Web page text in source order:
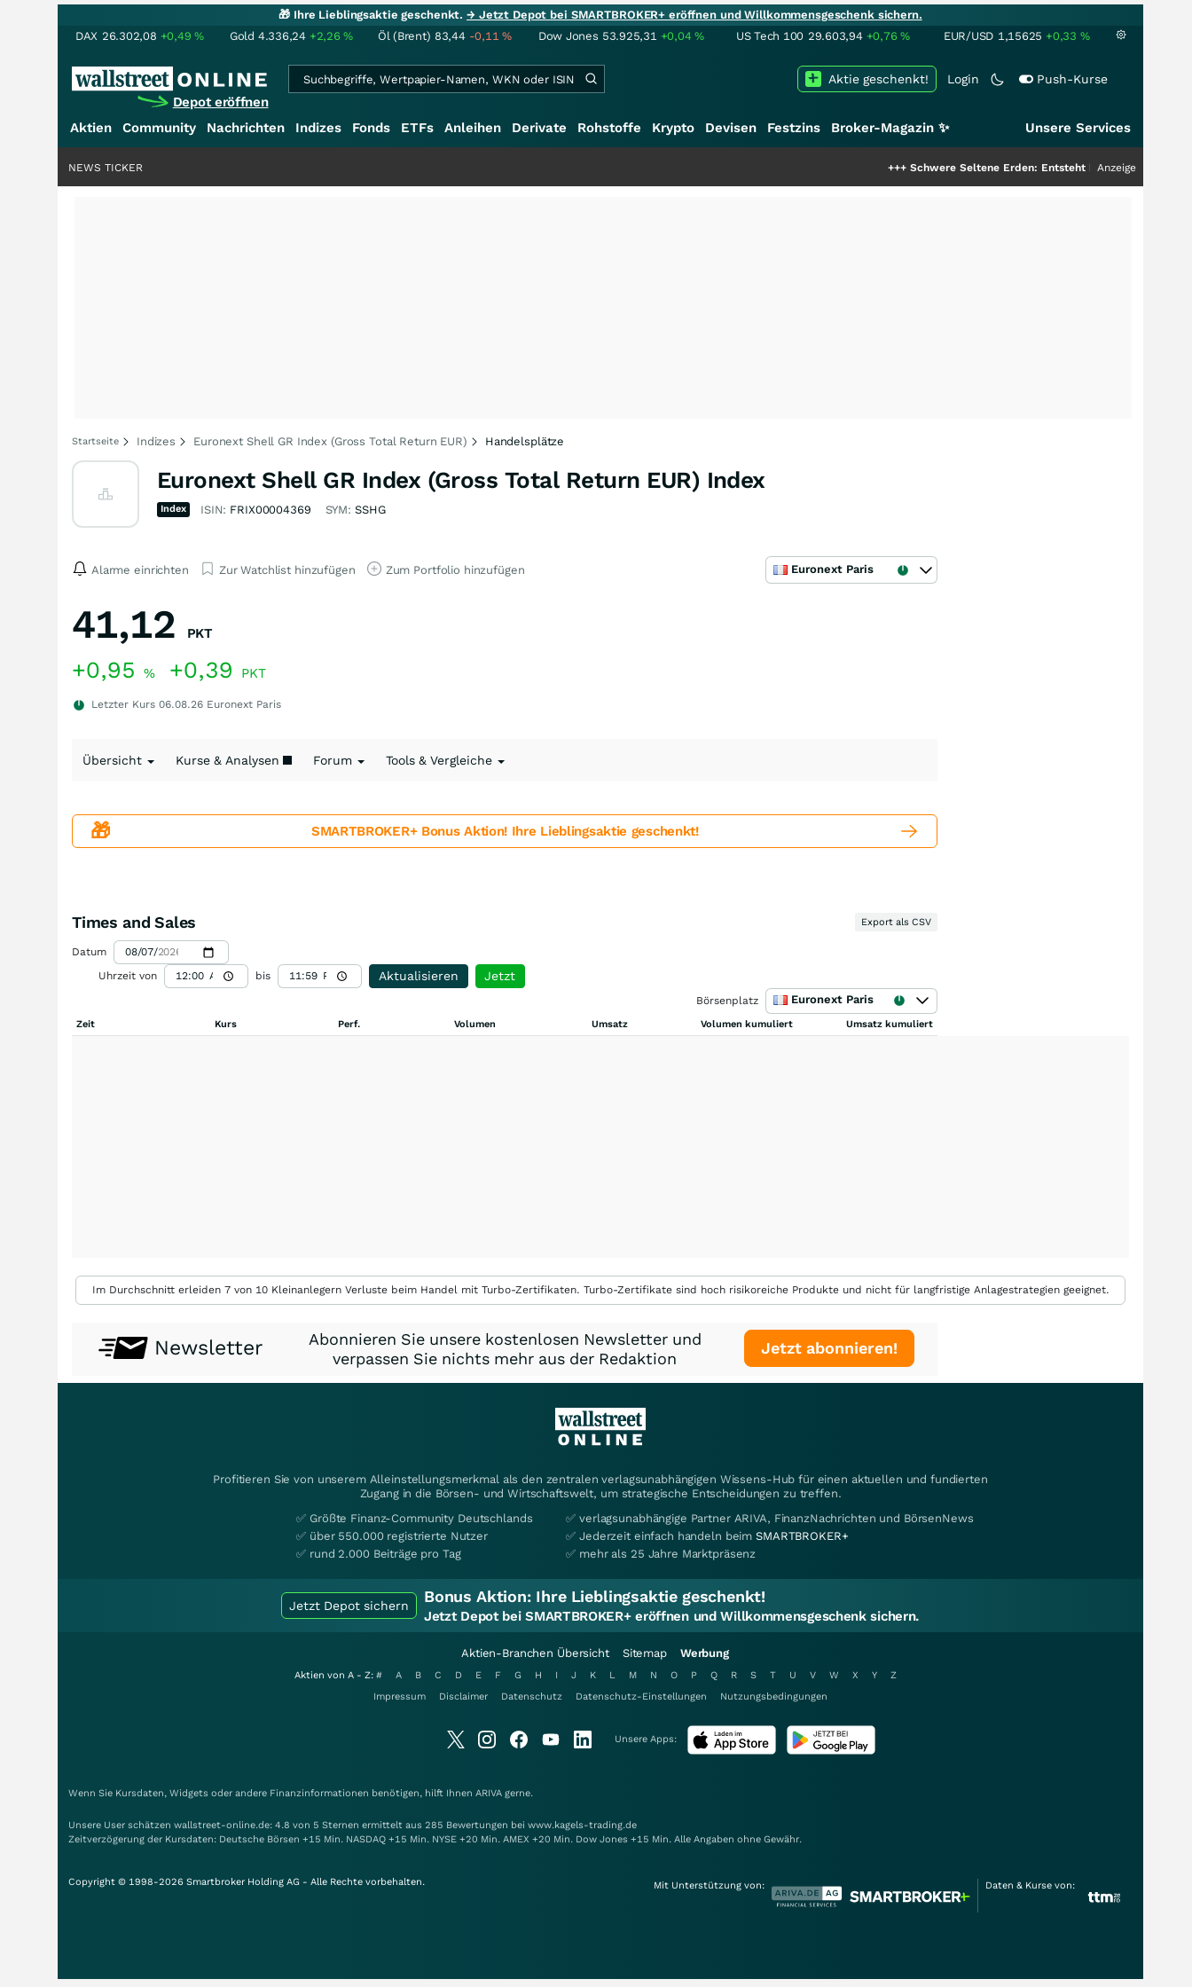
🎁 Ihre Lieblingsaktie geschenkt.→ Jetzt Depot bei SMARTBROKER+ eröffnen und Willkommensgeschenk sichern.
DAX 26.302,08 +0,49% Gold 4.336,24 +2,26% Öl (Brent) 83,44 -0,11% Dow Jones 53.925,31 +0,04% US Tech 100 29.603,94 +0,76% EUR/USD 1,15625 +0,33 %
Depot eröffnen
Login Push-Kurse
Aktie geschenkt!
Aktien Community Nachrichten Indizes Fonds ETFs Anleihen Derivate Rohstoffe Krypto Devisen Festzins Broker-Magazin ✨ Unsere Services
Schwere Seltene Erden: Entsteht hier die nächste
Anzeige
NEWS TICKER
Startseite Indizes Euronext Shell GR Index (Gross Total Return EUR) Handelsplätze
Euronext Shell GR Index (Gross Total Return EUR) Index
Index ISIN: FRIX00004369 SYM: SSHG
Alarme einrichten Zur Watchlist hinzufügen Zum Portfolio hinzufügen Euronext Paris
41,12 PKT
+0,95 % +0,39 PKT
Letzter Kurs 06.08.26 Euronext Paris
Übersicht Kurse & Analysen Forum Tools & Vergleiche
🎁 SMARTBROKER+ Bonus Aktion! Ihre Lieblingsaktie geschenkt!
Times and Sales Export als CSV
Datum
Uhrzeit von
bis Aktualisieren Jetzt
Börsenplatz Euronext Paris
Zeit Kurs Perf. Volumen Umsatz Volumen kumuliert Umsatz kumuliert
Im Durchschnitt erleiden 7 von 10 Kleinanlegern Verluste beim Handel mit Turbo-Zertifikaten. Turbo-Zertifikate sind hoch risikoreiche Produkte und nicht für langfristige Anlagestrategien geeignet.
Newsletter
Abonnieren Sie unsere kostenlosen Newsletter und
verpassen Sie nichts mehr aus der Redaktion
Jetzt abonnieren!
Profitieren Sie von unserem Alleinstellungsmerkmal als den zentralen verlagsunabhängigen Wissens-Hub für einen aktuellen und fundierten
Zugang in die Börsen- und Wirtschaftswelt, um strategische Entscheidungen zu treffen.
✅ Größte Finanz-Community Deutschlands
✅ über 550.000 registrierte Nutzer
✅ rund 2.000 Beiträge pro Tag
✅ verlagsunabhängige Partner ARIVA, FinanzNachrichten und BörsenNews
✅ Jederzeit einfach handeln beimSMARTBROKER+
✅ mehr als 25 Jahre Marktpräsenz
Jetzt Depot sichern Bonus Aktion: Ihre Lieblingsaktie geschenkt!
Jetzt Depot bei SMARTBROKER+ eröffnen und Willkommensgeschenk sichern.
Aktien-Branchen Übersicht Sitemap Werbung
Aktien von A - Z: # A B C D E F G H I J K L M N O P Q R S T U V W X Y
Z
Impressum
Disclaimer Datenschutz Datenschutz-Einstellungen Nutzungsbedingungen
Unsere Apps:
Wenn Sie Kursdaten, Widgets oder andere Finanzinformationen benötigen, hilft Ihnen ARIVA gerne.
Unsere User schätzen wallstreet-online.de: 4.8 von 5 Sternen ermittelt aus 285 Bewertungen bei www.kagels-trading.de
Zeitverzögerung der Kursdaten: Deutsche Börsen +15 Min. NASDAQ +15 Min. NYSE +20 Min. AMEX +20 Min. Dow Jones +15 Min. Alle Angaben ohne Gewähr.
Copyright © 1998-2026 Smartbroker Holding AG - Alle Rechte vorbehalten. Mit Unterstützung von: Daten & Kurse von: